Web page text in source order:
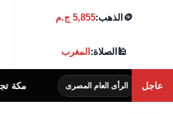
🪙 الذهب:5,855 ج.م
🕌الصلاة:المغرب
عاجل
الرأى العام المصرى مكة تجمع